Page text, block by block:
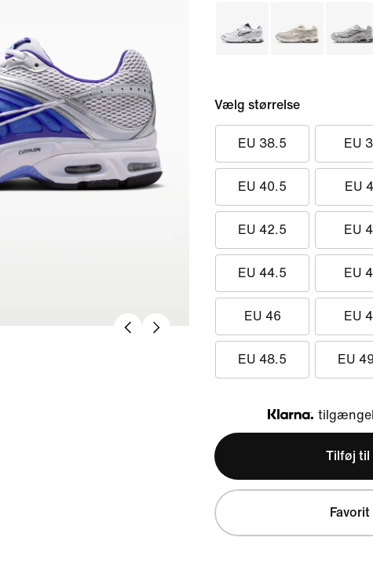
Vælg størrelse
EU 38.5 EU
EU 40.5 EU
EU 42.5 EU
EU 44.5 EU
EU 46 EU
EU 48.5 EU
Klarna
Tilføj til
Favorit